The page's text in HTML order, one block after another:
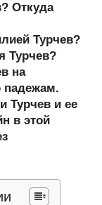
Откуда
Турчев?
Турчев?
на
падежам.
Турчев и ее
в этой